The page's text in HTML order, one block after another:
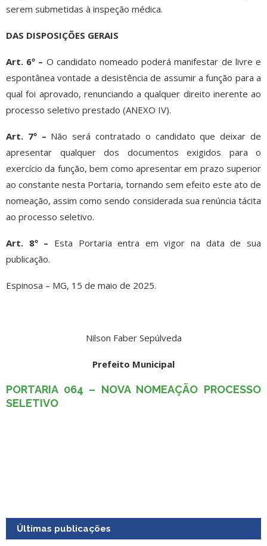
serem submetidas à inspeção médica.
DAS DISPOSIÇÕES GERAIS
Art. 6º – O candidato nomeado poderá manifestar de livre e
espontânea vontade a desistência de assumir a função para a
qual foi aprovado, renunciando a qualquer direito inerente ao
processo seletivo prestado (ANEXO IV).
Art. 7º – Não será contratado o candidato que deixar de
apresentar qualquer dos documentos exigidos para o
exercício da função, bem como apresentar em prazo superior
ao constante nesta Portaria, tornando sem efeito este ato de
nomeação, assim como sendo considerada sua renúncia tácita
ao processo seletivo.
Art. 8º – Esta Portaria entra em vigor na data de sua
publicação.
Espinosa – MG, 15 de maio de 2025.
Nilson Faber Sepúlveda
Prefeito Municipal
PORTARIA 064 – NOVA NOMEAÇÃO PROCESSO
SELETIVO
Últimas publicações